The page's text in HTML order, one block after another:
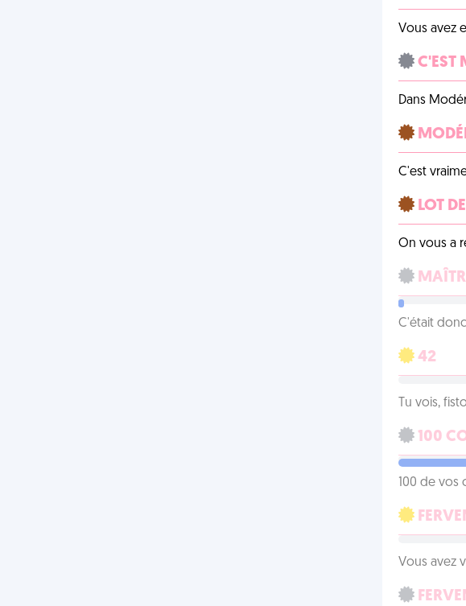
Vous avez
C'EST
Dans
C'est
LOT
On vous a
C'était
42
Tu vois,
100
100 de
Vous avez